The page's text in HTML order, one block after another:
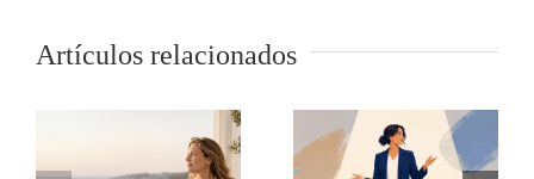
Artículos relacionados
comunicar
Cómo
las quejas